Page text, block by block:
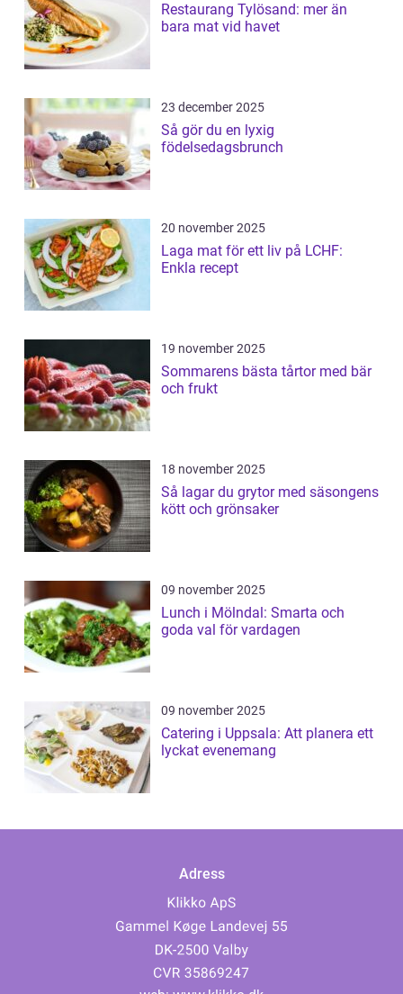
Restaurang Tylösand: mer än
bara mat vid havet
23 december 2025
Så gör du en lyxig
födelsedagsbrunch
20 november 2025
Laga mat för ett liv på LCHF:
Enkla recept
19 november 2025
Sommarens bästa tårtor med bär
och frukt
18 november 2025
Så lagar du grytor med säsongens
kött och grönsaker
09 november 2025
Lunch i Mölndal: Smarta och
goda val för vardagen
09 november 2025
Catering i Uppsala: Att planera ett
lyckat evenemang
Adress